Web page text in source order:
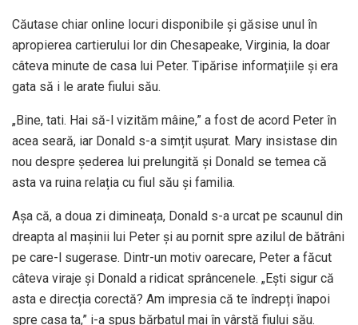
Căutase chiar online locuri disponibile și găsise unul în
apropierea cartierului lor din Chesapeake, Virginia, la doar
câteva minute de casa lui Peter. Tipărise informațiile și era
gata să i le arate fiului său.
„Bine, tati. Hai să-l vizităm mâine,” a fost de acord Peter în
acea seară, iar Donald s-a simțit ușurat. Mary insistase din
nou despre șederea lui prelungită și Donald se temea că
asta va ruina relația cu fiul său și familia.
Așa că, a doua zi dimineața, Donald s-a urcat pe scaunul din
dreapta al mașinii lui Peter și au pornit spre azilul de bătrâni
pe care-l sugerase. Dintr-un motiv oarecare, Peter a făcut
câteva viraje și Donald a ridicat sprâncenele. „Ești sigur că
asta e direcția corectă? Am impresia că te îndrepți înapoi
spre casa ta,” i-a spus bărbatul mai în vârstă fiului său.